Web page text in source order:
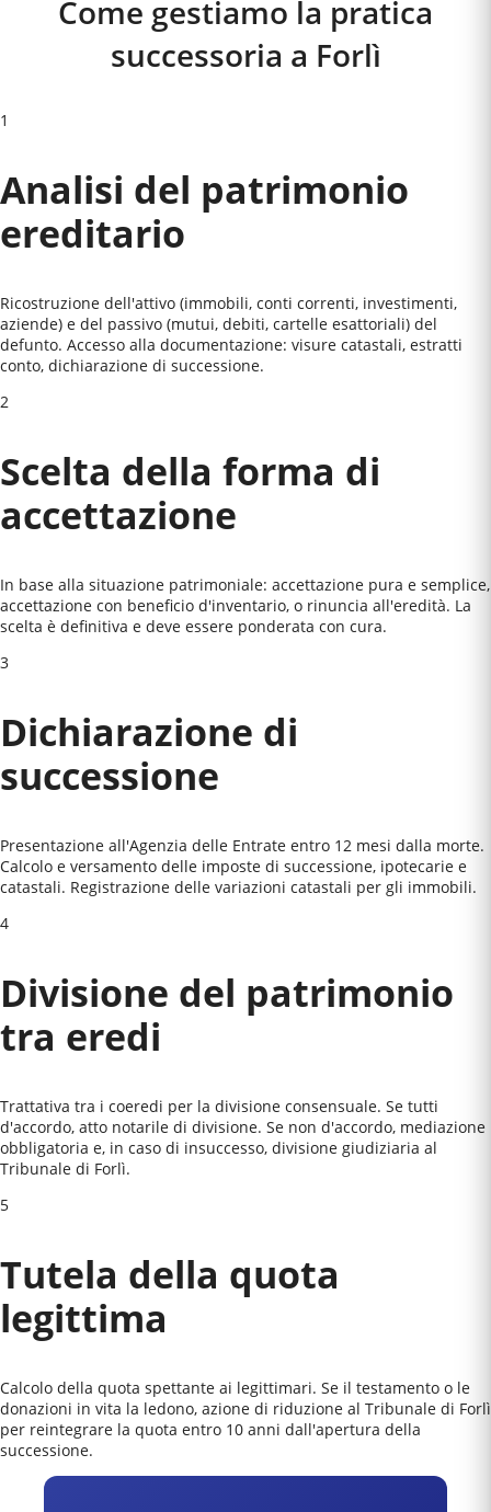
Come gestiamo la pratica
successoria a Forlì
1
Analisi del patrimonio
ereditario
Ricostruzione dell'attivo (immobili, conti correnti, investimenti,
aziende) e del passivo (mutui, debiti, cartelle esattoriali) del
defunto. Accesso alla documentazione: visure catastali, estratti
conto, dichiarazione di successione.
2
Scelta della forma di
accettazione
In base alla situazione patrimoniale: accettazione pura e semplice,
accettazione con beneficio d'inventario, o rinuncia all'eredità. La
scelta è definitiva e deve essere ponderata con cura.
3
Dichiarazione di
successione
Presentazione all'Agenzia delle Entrate entro 12 mesi dalla morte.
Calcolo e versamento delle imposte di successione, ipotecarie e
catastali. Registrazione delle variazioni catastali per gli immobili.
4
Divisione del patrimonio
tra eredi
Trattativa tra i coeredi per la divisione consensuale. Se tutti
d'accordo, atto notarile di divisione. Se non d'accordo, mediazione
obbligatoria e, in caso di insuccesso, divisione giudiziaria al
Tribunale di Forlì.
5
Tutela della quota
legittima
Calcolo della quota spettante ai legittimari. Se il testamento o le
donazioni in vita la ledono, azione di riduzione al Tribunale di Forlì
per reintegrare la quota entro 10 anni dall'apertura della
successione.